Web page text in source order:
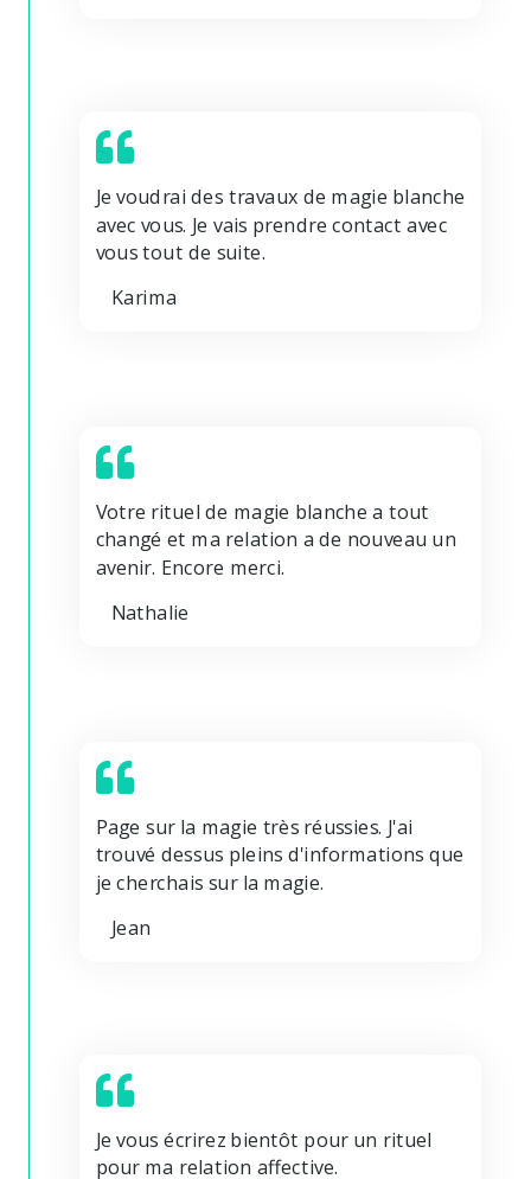
Je voudrai des travaux de magie blanche
avec vous. Je vais prendre contact avec
vous tout de suite.
Karima
Votre rituel de magie blanche a tout
changé et ma relation a de nouveau un
avenir. Encore merci.
Nathalie
Page sur la magie très réussies. J'ai
trouvé dessus pleins d'informations que
je cherchais sur la magie.
Jean
Je vous écrirez bientôt pour un rituel
pour ma relation affective.